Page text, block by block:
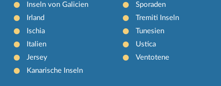
Inseln von Galicien
Irland
Ischia
Italien
Jersey
Kanarische Inseln
Sporaden
Tremiti Inseln
Tunesien
Ustica
Ventotene